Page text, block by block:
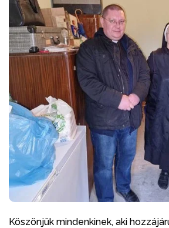
Köszönjük mindenkinek, aki